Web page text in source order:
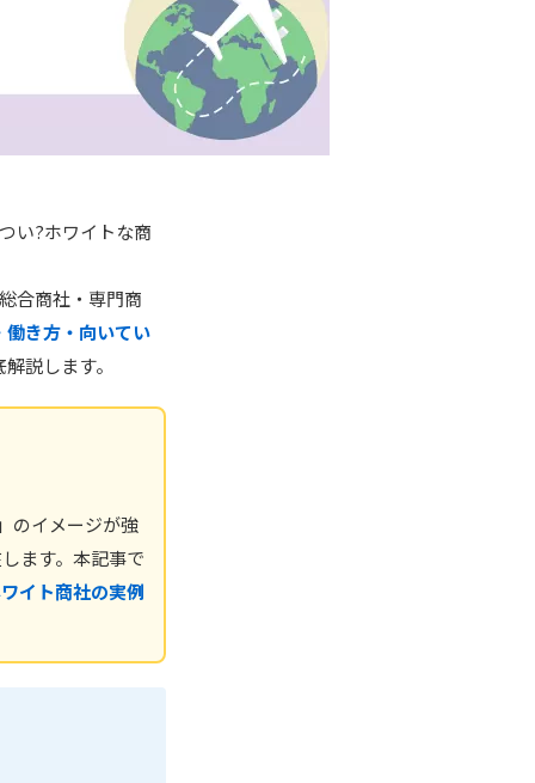
い?ホワイトな商
合商社・専門商
き方・向いてい
説します。
のイメージが強
ます。本記事で
イト商社の実例